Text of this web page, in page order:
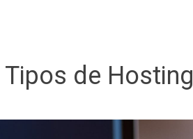
Tipos de Hosting